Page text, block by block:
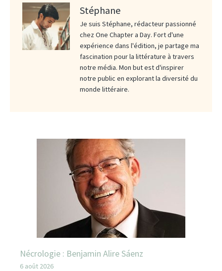
Stéphane
Je suis Stéphane, rédacteur passionné
chez One Chapter a Day. Fort d'une
expérience dans l'édition, je partage ma
fascination pour la littérature à travers
notre média. Mon but est d'inspirer
notre public en explorant la diversité du
monde littéraire.
Nécrologie : Benjamin Alire Sáenz
6 août 2026